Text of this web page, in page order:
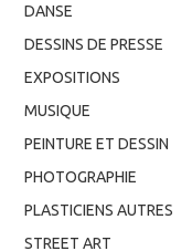
DANSE
DESSINS DE PRESSE
EXPOSITIONS
MUSIQUE
PEINTURE ET DESSIN
PHOTOGRAPHIE
PLASTICIENS AUTRES
STREET ART